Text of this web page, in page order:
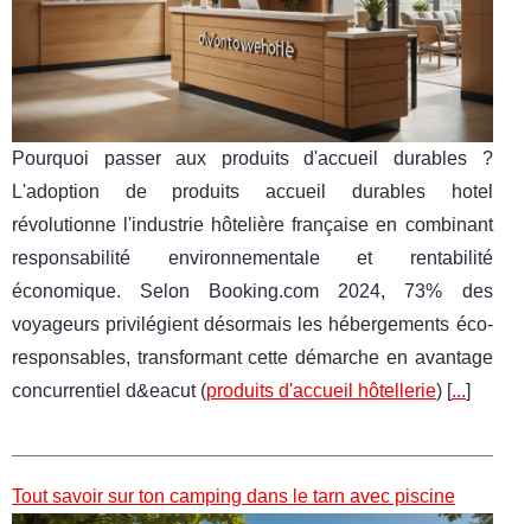
Pourquoi passer aux produits d'accueil durables ?
L'adoption de produits accueil durables hotel
révolutionne l'industrie hôtelière française en combinant
responsabilité environnementale et rentabilité
économique. Selon Booking.com 2024, 73% des
voyageurs privilégient désormais les hébergements éco-
responsables, transformant cette démarche en avantage
concurrentiel d&eacut (produits d'accueil hôtellerie) [...]
Tout savoir sur ton camping dans le tarn avec piscine